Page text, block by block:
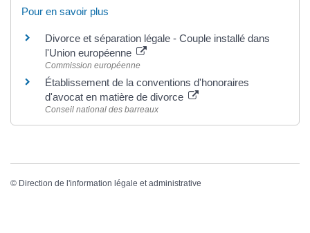
Pour en savoir plus
Divorce et séparation légale - Couple installé dans
l'Union européenne
Commission européenne
Établissement de la conventions d'honoraires
d'avocat en matière de divorce
Conseil national des barreaux
© Direction de l'information légale et administrative